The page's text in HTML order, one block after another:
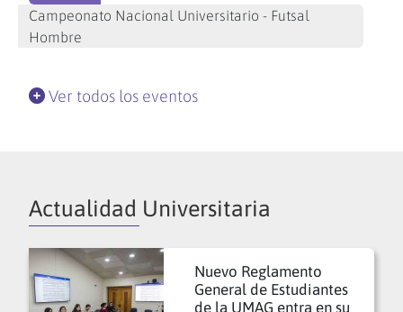
Campeonato Nacional Universitario - Futsal
Hombre
Ver todos los eventos
Actualidad Universitaria
Nuevo Reglamento
General de Estudiantes
de la UMAG entra en su